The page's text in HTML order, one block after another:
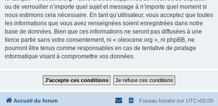
ou de verrouiller n’importe quel sujet et message à n’importe quel moment si
nous estimons cela nécessaire. En tant qu’utilisateur, vous acceptez que toutes
les informations que vous avez renseignées soient enregistrées dans notre
base de données. Bien que ces informations ne seront pas diffusées à une
tierce partie sans votre consentement, ni « oleocene.org », ni phpBB, ne
pourront être tenus comme responsables en cas de tentative de piratage
informatique visant à compromettre vos données.
Accueil du forum Fuseau horaire sur UTC+02:00